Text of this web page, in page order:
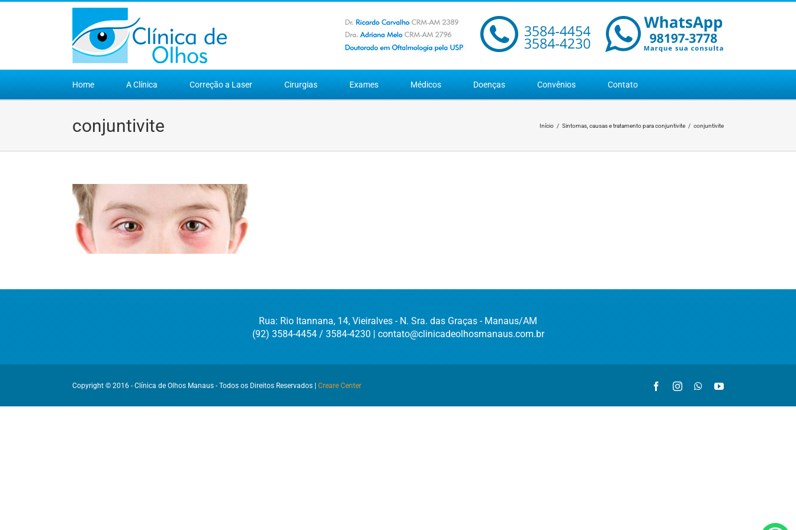
Home A Clínica Correção a Laser Cirurgias Exames Médicos Doenças Convênios Contato
conjuntivite Início Sintomas, causas e tratamento para conjuntivite conjuntivite
Rua: Rio Itannana, 14, Vieiralves - N. Sra. das Graças - Manaus/AM
(92) 3584-4454 / 3584-4230 | contato@clinicadeolhosmanaus.com.br
Copyright © 2016 - Clínica de Olhos Manaus - Todos os Direitos Reservados | Creare Center FacebookInstagramWhatsAppYouTube